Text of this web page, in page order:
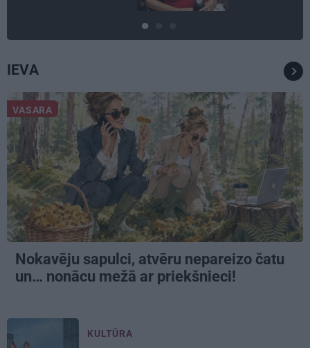
IEVA
VASARA
Nokavēju sapulci, atvēru nepareizo čatu
un… nonācu mežā ar priekšnieci!
KULTŪRA